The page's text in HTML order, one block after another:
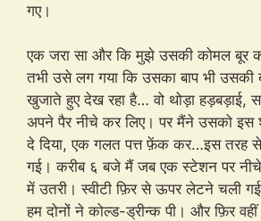
गए।
एक जरा सा और कि मुझे उसकी कोमल बूर
तभी उसे लग गया कि उसका बाप भी उसकी
खुजाते हुए देख रहा है… वो थोड़ा
अपने पैर नीचे कर लिए। पर मैंने उसको इस
दे दिया, एक गलत पत्त फ़ेंक कर…इस तरह से
गई। करीब ६ बजे मैं जब एक स्टेशन पर नीचे
में उतरी। स्वीटी फ़िर से ऊपर लेटने चली
हम दोनों ने कोल्ड-ड्रीन्क पी। और फ़िर